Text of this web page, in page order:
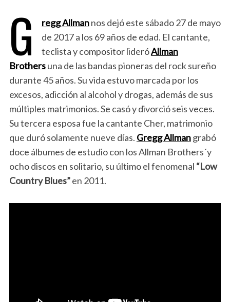
G regg Allmannos dejó este sábado 27 de mayo
de 2017 a los 69 años de edad. El cantante,
teclista y compositor lideróAllman
Brothersuna de las bandas pioneras del rock sureño
durante 45 años. Su vida estuvo marcada por los
excesos, adicción al alcohol y drogas, además de sus
múltiples matrimonios. Se casó y divorció seis veces.
Su tercera esposa fue la cantante Cher, matrimonio
que duró solamente nueve días. Gregg Allmangrabó
doce álbumes de estudio con los Allman Brothers´y
ocho discos en solitario, su último el fenomenal “Low
Country Blues”en 2011.